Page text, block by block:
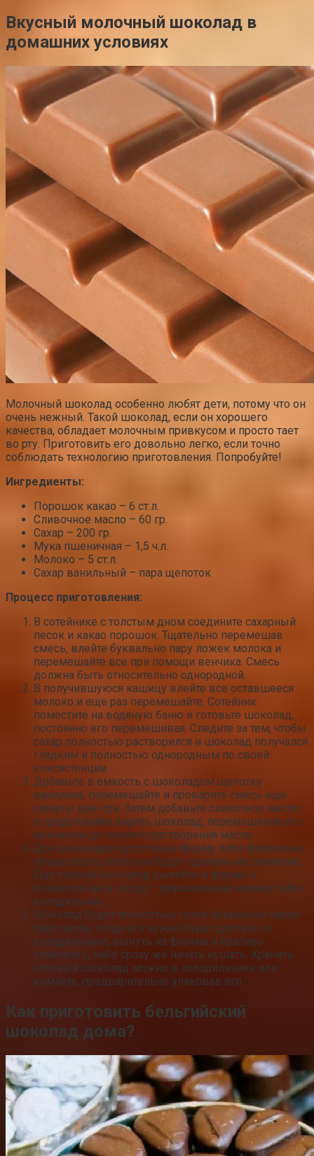
Вкусный молочный шоколад в
домашних условиях
Молочный шоколад особенно любят дети, потому что он
очень нежный. Такой шоколад, если он хорошего
качества, обладает молочным привкусом и просто тает
во рту. Приготовить его довольно легко, если точно
соблюдать технологию приготовления. Попробуйте!
Ингредиенты:
Порошок какао – 6 ст.л.
Сливочное масло – 60 гр.
Сахар – 200 гр.
Мука пшеничная – 1,5 ч.л.
Молоко – 5 ст.л.
Сахар ванильный – пара щепоток
Процесс приготовления:
В сотейнике с толстым дном соедините сахарный
песок и какао порошок. Тщательно перемешав
смесь, влейте буквально пару ложек молока и
перемешайте все при помощи венчика. Смесь
должна быть относительно однородной.
В получившуюся кашицу влейте все оставшееся
молоко и еще раз перемешайте. Сотейник
поместите на водяную баню и готовьте шоколад,
постоянно его перемешивая. Следите за тем, чтобы
сахар полностью растворился и шоколад получался
гладким и полностью однородным по своей
консистенции.
Добавьте в емкость с шоколадом щепотку
ванилина, перемешайте и проварите смесь еще
минуты две-три. Затем добавьте сливочное масло
и продолжайте варить шоколад, перемешивая его
венчиком до полного растворения масла.
Для шоколада подготовьте форму либо формочки,
лучше всего, если они будут сделаны из силикона.
Еще горячий шоколад вылейте в форму и
поместите ее в холод – морозильную камеру либо
холодильник.
Шоколад будет полностью готов буквально через
пару часов, тогда его нужно будет достать из
холодильника, вынуть из формы и красиво
упаковать, либо сразу же начать кушать. Хранить
готовый шоколад можно в холодильнике или
комнате, предварительно упаковав его.
Как приготовить бельгийский
шоколад дома?